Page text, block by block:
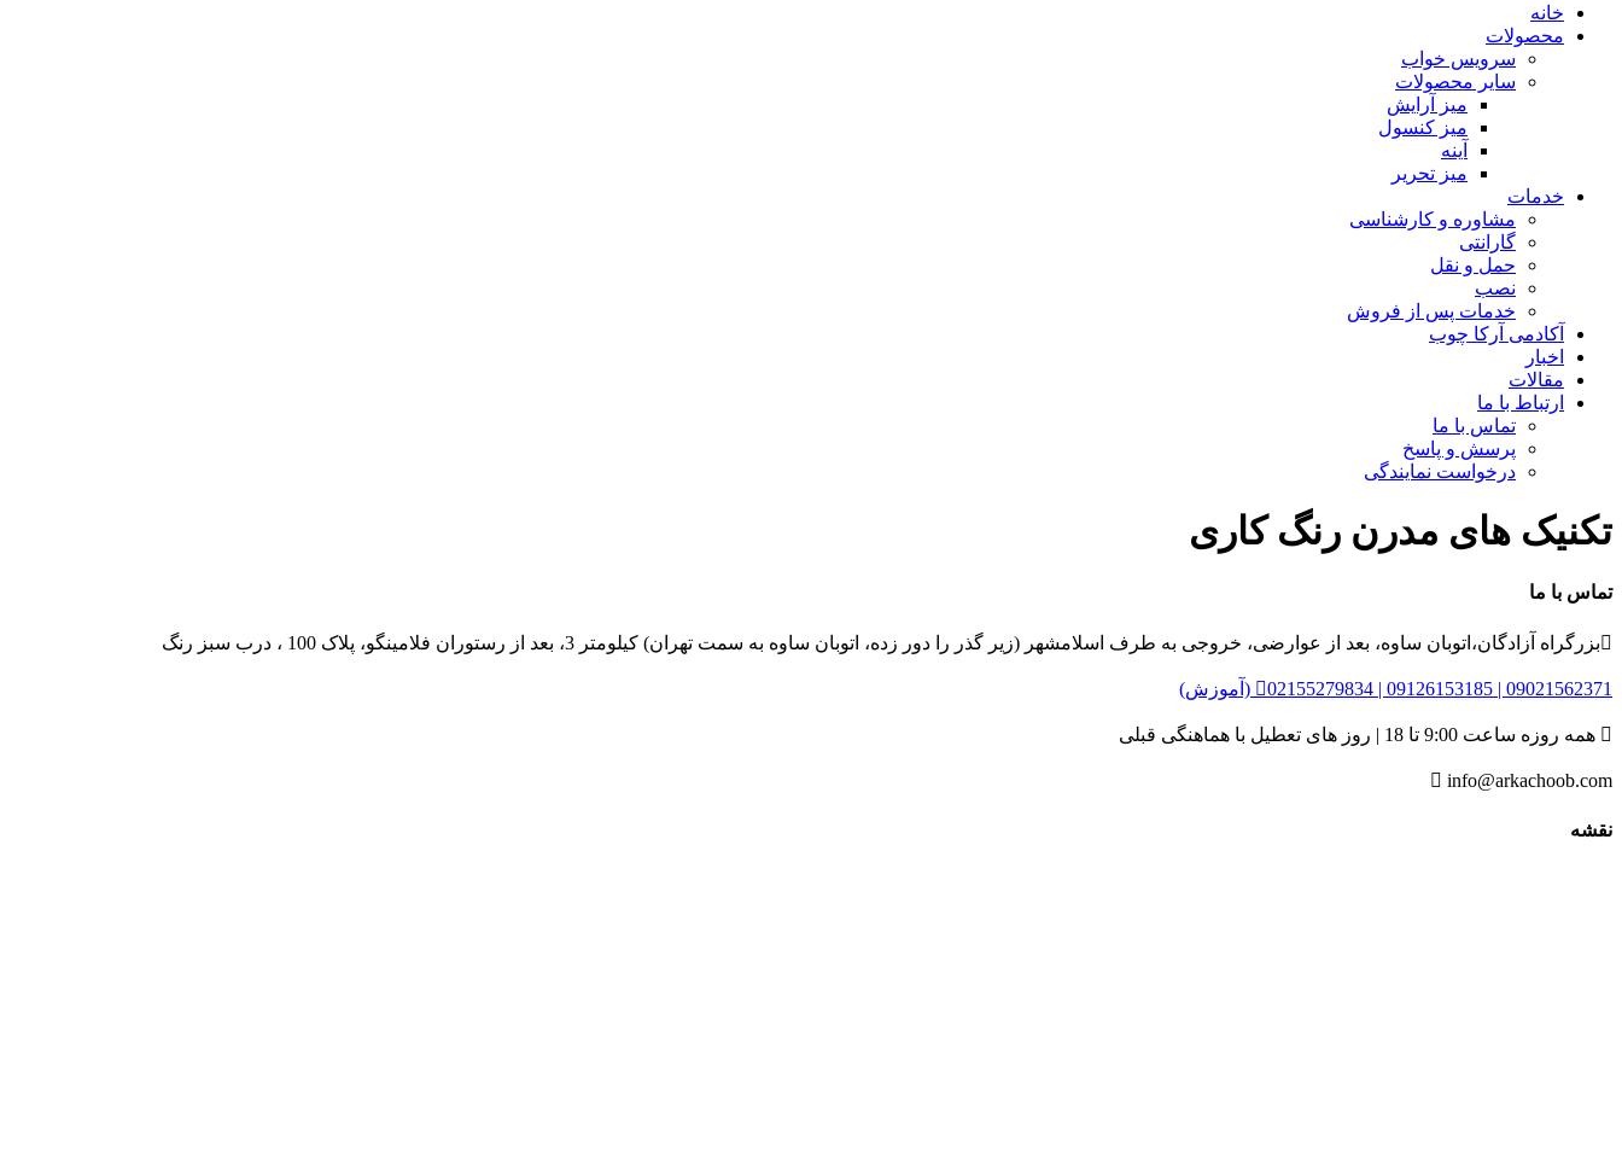
خانه
محصولات
سرویس خواب
سایر محصولات
میز آرایش
میز کنسول
آینه
میز تحریر
خدمات
مشاوره و کارشناسی
گارانتی
حمل و نقل
نصب
خدمات پس از فروش
آکادمی آرکا چوب
اخبار
مقالات
ارتباط با ما
تماس با ما
پرسش و پاسخ
درخواست نمایندگی
تکنیک های مدرن رنگ کاری
تماس با ما
بزرگراه آزادگان،اتوبان ساوه، بعد از عوارضی، خروجی به طرف اسلامشهر (زیر گذر را دور زده، اتوبان ساوه به سمت تهران) کیلومتر 3، بعد از رستوران فلامینگو، پلاک 100 ، درب سبز رنگ
02155279834 | 09126153185 | 09021562371 (آموزش)
 همه روزه ساعت 9:00 تا 18 | روز های تعطیل با هماهنگی قبلی
 info@arkachoob.com
نقشه